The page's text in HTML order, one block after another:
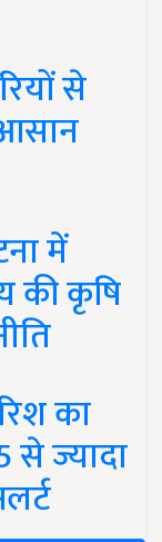
से
में
की कृषि
का
से ज्यादा